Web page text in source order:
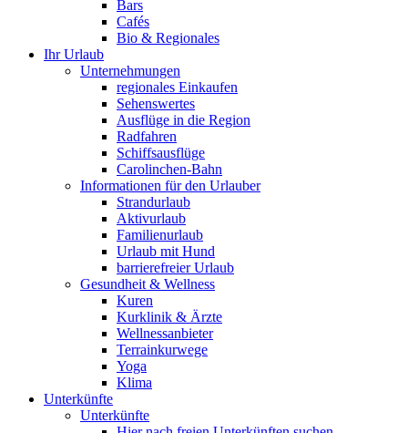
Bars
Cafés
Bio & Regionales
Ihr Urlaub
Unternehmungen
regionales Einkaufen
Sehenswertes
Ausflüge in die Region
Radfahren
Schiffsausflüge
Carolinchen-Bahn
Informationen für den Urlauber
Strandurlaub
Aktivurlaub
Familienurlaub
Urlaub mit Hund
barrierefreier Urlaub
Gesundheit & Wellness
Kuren
Kurklinik & Ärzte
Wellnessanbieter
Terrainkurwege
Yoga
Klima
Unterkünfte
Unterkünfte